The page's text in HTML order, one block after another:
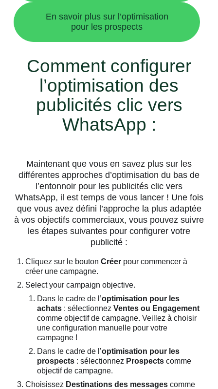
En savoir plus sur l’optimisation
pour les prospects
Comment configurer
l’optimisation des
publicités clic vers
WhatsApp :
Maintenant que vous en savez plus sur les
différentes approches d’optimisation du bas de
l’entonnoir pour les publicités clic vers
WhatsApp, il est temps de vous lancer ! Une fois
que vous avez défini l’approche la plus adaptée
à vos objectifs commerciaux, vous pouvez suivre
les étapes suivantes pour configurer votre
publicité :
Cliquez sur le bouton Créer pour commencer à
créer une campagne.
Select your campaign objective.
Dans le cadre de l’optimisation pour les
achats : sélectionnez Ventes ou Engagement
comme objectif de campagne. Veillez à choisir
une configuration manuelle pour votre
campagne !
Dans le cadre de l’optimisation pour les
prospects : sélectionnez Prospects comme
objectif de campagne.
Choisissez Destinations des messages comme